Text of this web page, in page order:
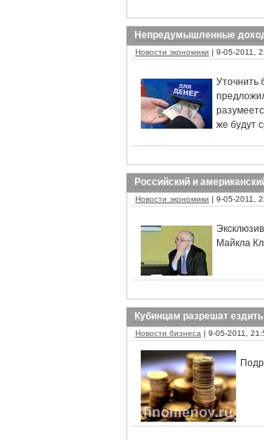
Непредумышленные
Новости экономики | 9-05-2011,
Уточнить
же будут
Российский и
Новости экономики | 9-05-2011,
Майкла
Кубинцам разрешат
Новости бизнеса | 9-05-2011,